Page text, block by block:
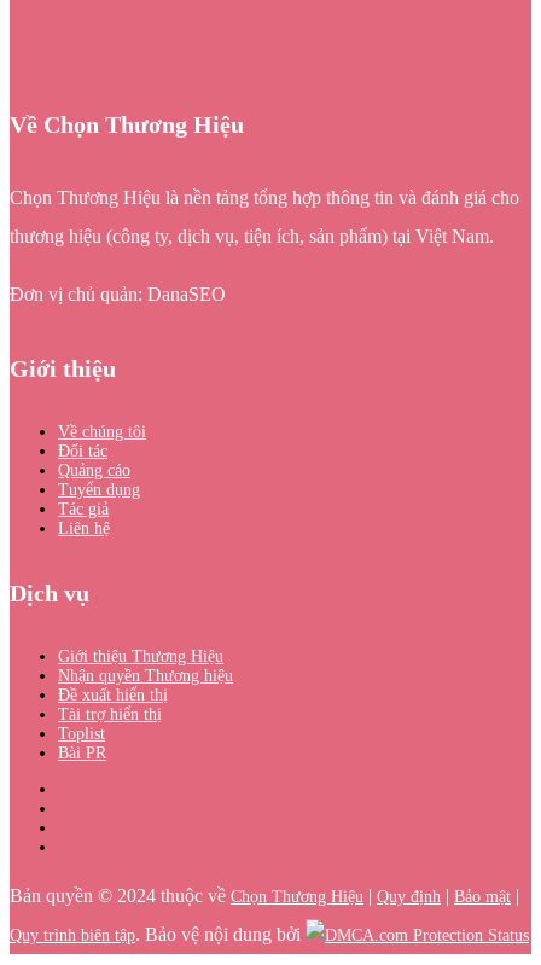
Về Chọn Thương Hiệu
Chọn Thương Hiệu là nền tảng tổng hợp thông tin và đánh giá cho
thương hiệu (công ty, dịch vụ, tiện ích, sản phẩm) tại Việt Nam.
Đơn vị chủ quản: DanaSEO
Giới thiệu
Về chúng tôi
Đối tác
Quảng cáo
Tuyển dụng
Tác giả
Liên hệ
Dịch vụ
Giới thiệu Thương Hiệu
Nhận quyền Thương hiệu
Đề xuất hiển thị
Tài trợ hiển thị
Toplist
Bài PR
Bản quyền © 2024 thuộc về Chọn Thương Hiệu | Quy định | Bảo mật |
Quy trình biên tập. Bảo vệ nội dung bởi